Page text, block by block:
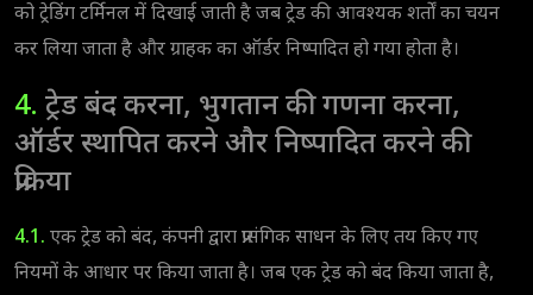
को ट्रेडिंग टर्मिनल में दिखाई जाती है जब ट्रेड की आवश्यक शर्तों का चयन
कर लिया जाता है और ग्राहक का ऑर्डर निष्पादित हो गया होता है।
4. ट्रेड बंद करना, भुगतान की गणना करना,
ऑर्डर स्थापित करने और निष्पादित करने की
प्रक्रिया
4.1. एक ट्रेड को बंद, कंपनी द्वारा प्रासंगिक साधन के लिए तय किए गए
नियमों के आधार पर किया जाता है। जब एक ट्रेड को बंद किया जाता है,